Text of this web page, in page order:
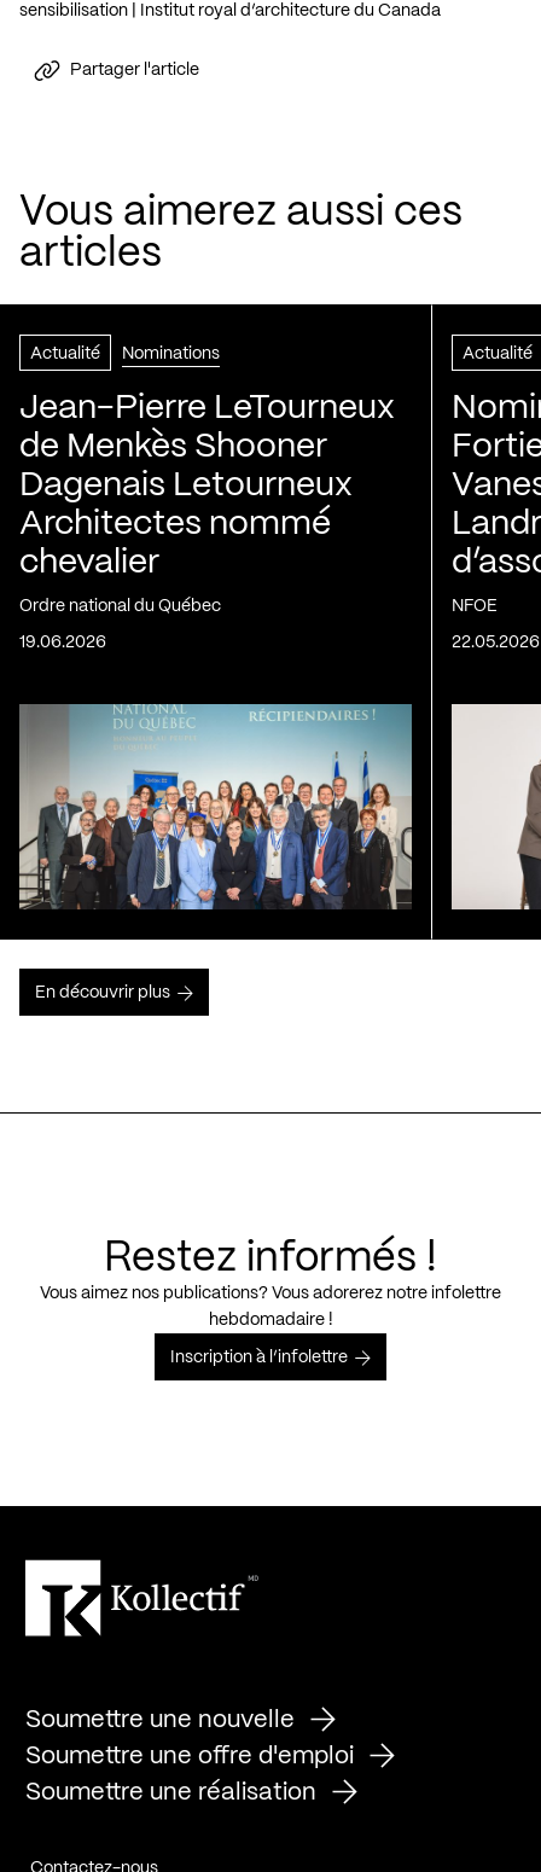
sensibilisation | Institut royal d’architecture du Canada
Partager l'article
Vous aimerez aussi ces
articles
Actualité Nominations
Jean-Pierre LeTourneux
de Menkès Shooner
Dagenais Letourneux
Architectes nommé
chevalier
Ordre national du Québec
19.06.2026
Actualité
NFOE
22.05.2026
En découvrir plus
Restez informés !
Vous aimez nos publications? Vous adorerez notre infolettre
hebdomadaire !
Inscription à l’infolettre
Soumettre une nouvelle
Soumettre une offre d'emploi
Soumettre une réalisation
Contactez-nous